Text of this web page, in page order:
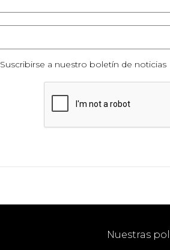
Suscribirse a nuestro boletín de noticias
Nuestras